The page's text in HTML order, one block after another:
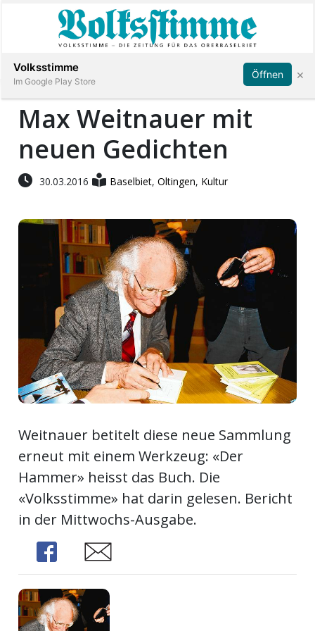
Veranstaltungen
Stellen
Paper
App
Abonnieren Anmelden
Max Weitnauer mit
neuen Gedichten
30.03.2016 Baselbiet,Oltingen, Kultur
Weitnauer betitelt diese neue Sammlung
erneut mit einem Werkzeug: «Der
Hammer» heisst das Buch. Die
«Volksstimme» hat darin gelesen. Bericht
in der Mittwochs-Ausgabe.
Share
Share
Volksstimme
Im Google Play Store
Öffnen ×